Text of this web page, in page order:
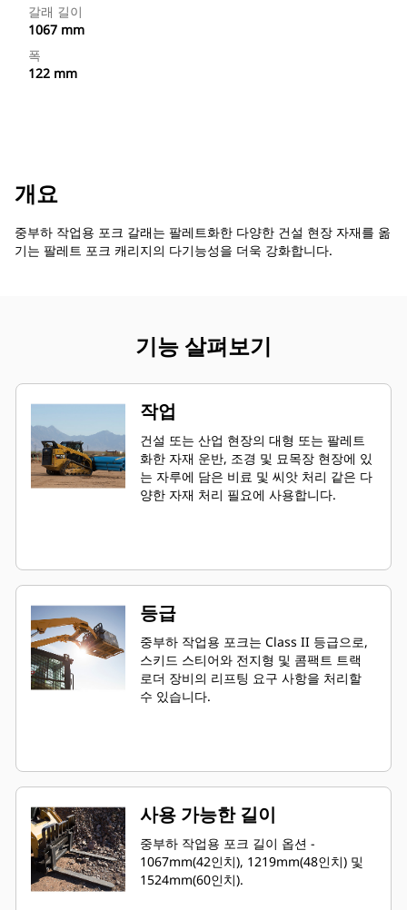
갈래 길이
1067 mm
폭
122 mm
개요
중부하 작업용 포크 갈래는 팔레트화한 다양한 건설 현장 자재를 옮
기는 팔레트 포크 캐리지의 다기능성을 더욱 강화합니다.
기능 살펴보기
작업
건설 또는 산업 현장의 대형 또는 팔레트
화한 자재 운반, 조경 및 묘목장 현장에 있
는 자루에 담은 비료 및 씨앗 처리 같은 다
양한 자재 처리 필요에 사용합니다.
등급
중부하 작업용 포크는 Class II 등급으로,
스키드 스티어와 전지형 및 콤팩트 트랙
로더 장비의 리프팅 요구 사항을 처리할
수 있습니다.
사용 가능한 길이
중부하 작업용 포크 길이 옵션 -
1067mm(42인치), 1219mm(48인치) 및
1524mm(60인치).